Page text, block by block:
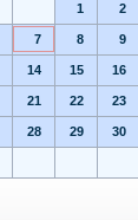
1
2
7 8 9
14 15 16
21 22 23
28 29 30